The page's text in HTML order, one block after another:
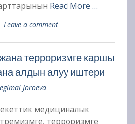
Read More …
Leave a comment
терроризмге каршы
алдын алуу иштери
Joroeva
медициналык
терроризмге